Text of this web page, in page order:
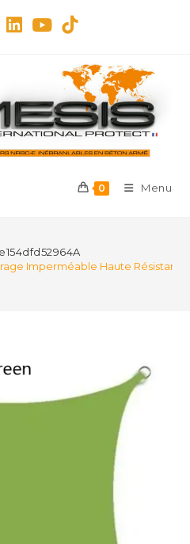
0 Menu
Imperméable Haute